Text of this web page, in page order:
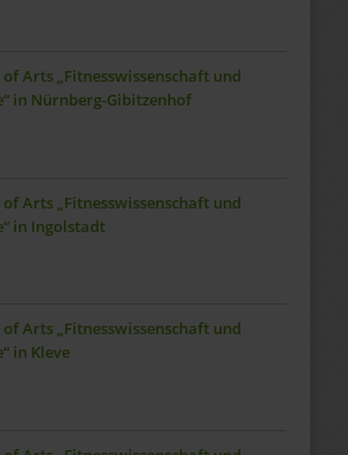
Arts „Fitnesswissenschaft und
in Nürnberg-Gibitzenhof
Arts „Fitnesswissenschaft und
in Ingolstadt
Arts „Fitnesswissenschaft und
in Kleve